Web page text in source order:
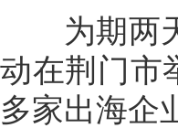
为期两天
动在荆门市
多家出海企